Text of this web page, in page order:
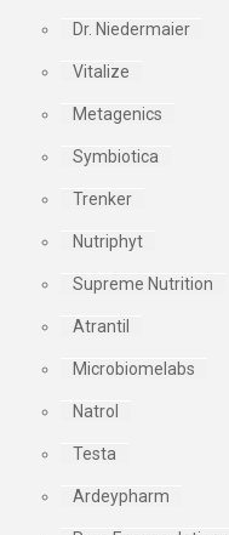
Dr. Niedermaier
Vitalize
Metagenics
Symbiotica
Trenker
Nutriphyt
Supreme Nutrition
Atrantil
Microbiomelabs
Natrol
Testa
Ardeypharm